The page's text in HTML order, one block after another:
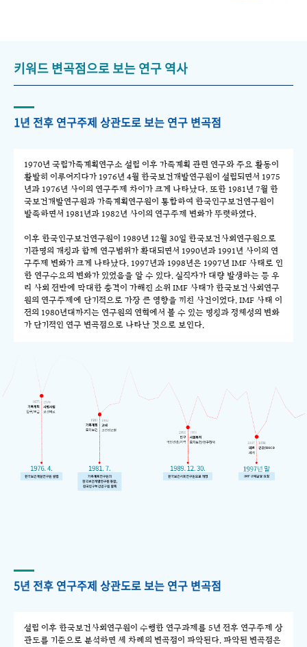
키워드 변곡점으로 보는 연구 역사
1년 전후 연구주제 상관도로 보는 연구 변곡점
1970년 국립가족계획연구소 설립 이후 가족계획 관련 연구와 주요 활동이
활발히 이루어지다가 1976년 4월 한국보건개발연구원이 설립되면서 1975
년과 1976년 사이의 연구주제 차이가 크게 나타났다. 또한 1981년 7월 한
국보건개발연구원과 가족계획연구원이 통합하여 한국인구보건연구원이
발족하면서 1981년과 1982년 사이의 연구주제 변화가 뚜렷하였다.
이후 한국인구보건연구원이 1989년 12월 30일 한국보건사회연구원으로
기관명의 개칭과 함께 연구범위가 확대되면서 1990년과 1991년 사이의 연
구주제 변화가 크게 나타났다. 1997년과 1998년은 1997년 IMF 사태로 인
한 연구수요의 변화가 있었음을 알 수 있다. 실직자가 대량 발생하는 등 우
리 사회 전반에 막대한 충격이 가해진 소위 IMF 사태가 한국보건사회연구
원의 연구주제에 단기적으로 가장 큰 영향을 끼친 사건이었다. IMF 사태 이
전의 1980년대까지는 연구원의 연혁에서 볼 수 있는 명칭과 정체성의 변화
가 단기적인 연구 변곡점으로 나타난 것으로 보인다.
5년 전후 연구주제 상관도로 보는 연구 변곡점
설립 이후 한국보건사회연구원이 수행한 연구과제를 5년 전후 연구주제 상
관도를 기준으로 분석하면 세 차례의 변곡점이 파악된다. 파악된 변곡점은